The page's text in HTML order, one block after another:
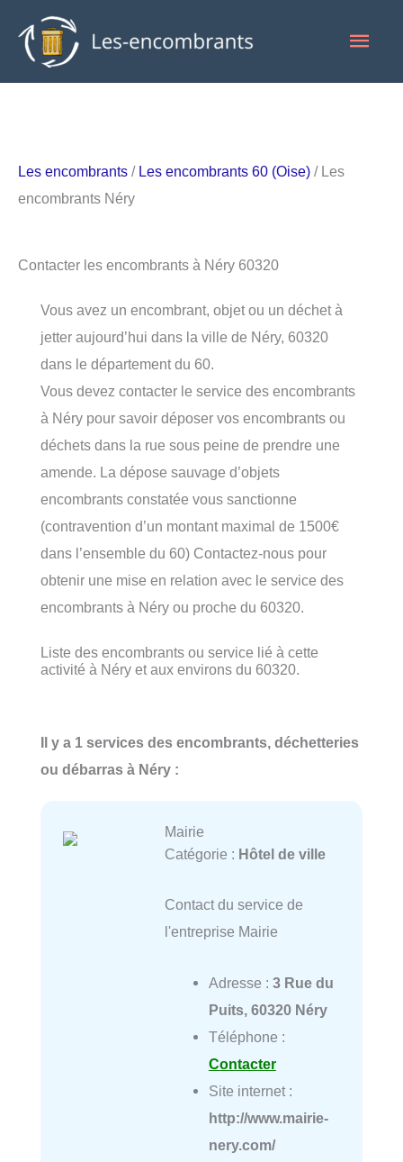
contenu
Les encombrants / Les encombrants 60 (Oise) / Les
encombrants Néry
Contacter les encombrants à Néry 60320
Vous avez un encombrant, objet ou un déchet à
jetter aujourd’hui dans la ville de Néry, 60320
dans le département du 60.
Vous devez contacter le service des encombrants
à Néry pour savoir déposer vos encombrants ou
déchets dans la rue sous peine de prendre une
amende. La dépose sauvage d’objets
encombrants constatée vous sanctionne
(contravention d’un montant maximal de 1500€
dans l’ensemble du 60) Contactez-nous pour
obtenir une mise en relation avec le service des
encombrants à Néry ou proche du 60320.
Liste des encombrants ou service lié à cette
activité à Néry et aux environs du 60320.
Il y a 1 services des encombrants, déchetteries
ou débarras à Néry :
Mairie
Catégorie : Hôtel de ville
Contact du service de
l'entreprise Mairie
Adresse : 3 Rue du
Puits, 60320 Néry
Téléphone :
Contacter
Site internet :
http://www.mairie-
nery.com/